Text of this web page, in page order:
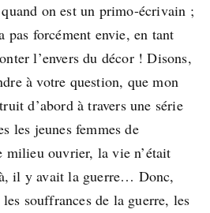
on est un primo-écrivain ;
pas forcément envie, en tant
l’envers du décor ! Disons,
à votre question, que mon
d’abord à travers une série
les jeunes femmes de
milieu ouvrier, la vie n’était
il y avait la guerre… Donc,
souffrances de la guerre, les